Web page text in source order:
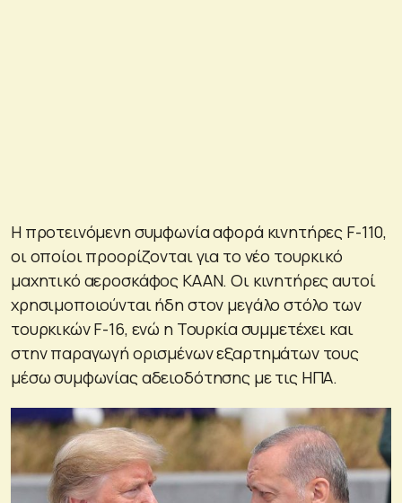
Η προτεινόμενη συμφωνία αφορά κινητήρες F-110,
οι οποίοι προορίζονται για το νέο τουρκικό
μαχητικό αεροσκάφος KAAN. Οι κινητήρες αυτοί
χρησιμοποιούνται ήδη στον μεγάλο στόλο των
τουρκικών F-16, ενώ η Τουρκία συμμετέχει και
στην παραγωγή ορισμένων εξαρτημάτων τους
μέσω συμφωνίας αδειοδότησης με τις ΗΠΑ.